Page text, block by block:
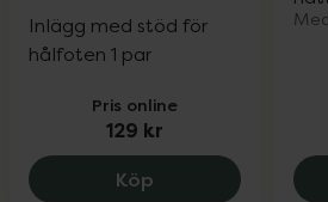
Inlägg med stöd för
hålfoten 1 par
Pris online
129 kr
Köp Ortho